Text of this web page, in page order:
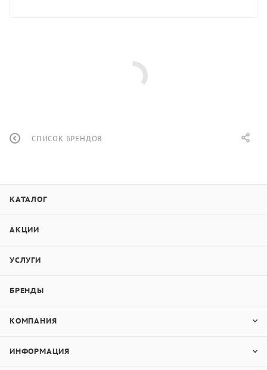
СПИСОК БРЕНДОВ
КАТАЛОГ
АКЦИИ
УСЛУГИ
БРЕНДЫ
КОМПАНИЯ
ИНФОРМАЦИЯ